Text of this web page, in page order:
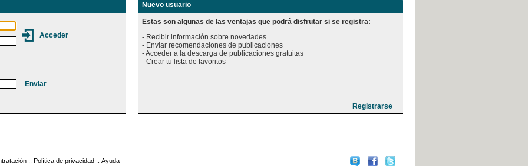
Nuevo usuario
Estas son algunas de las ventajas que podrá disfrutar si se registra:
- Recibir información sobre novedades
- Enviar recomendaciones de publicaciones
- Acceder a la descarga de publicaciones gratuitas
:: Política de privacidad :: Ayuda